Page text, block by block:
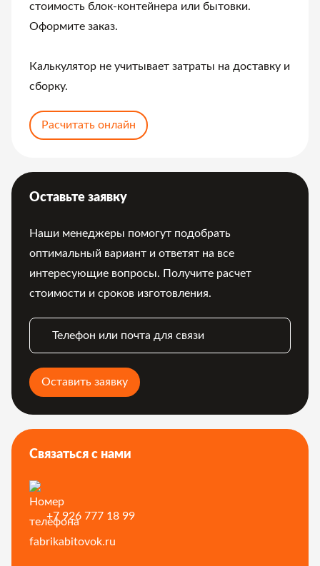
стоимость блок-контейнера или бытовки.
Оформите заказ.
Калькулятор не учитывает затраты на доставку и
сборку.
Расчитать онлайн
Оставьте заявку
Наши менеджеры помогут подобрать
оптимальный вариант и ответят на все
интересующие вопросы. Получите расчет
стоимости и сроков изготовления.
Телефон или почта для связи
Оставить заявку
Связаться с нами
+7 926 777 18 99